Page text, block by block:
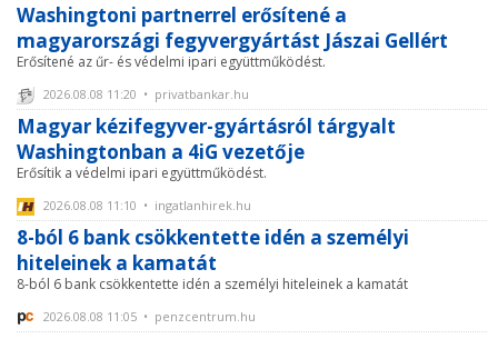
Washingtoni partnerrel erősítené a
magyarországi fegyvergyártást Jászai Gellért
Erősítené az űr- és védelmi ipari együttműködést.
2026.08.08 11:20 • privatbankar.hu
Magyar kézifegyver-gyártásról tárgyalt
Washingtonban a 4iG vezetője
Erősítik a védelmi ipari együttműködést.
2026.08.08 11:10 • ingatlanhirek.hu
8-ból 6 bank csökkentette idén a személyi
hiteleinek a kamatát
8-ból 6 bank csökkentette idén a személyi hiteleinek a kamatát
2026.08.08 11:05 • penzcentrum.hu